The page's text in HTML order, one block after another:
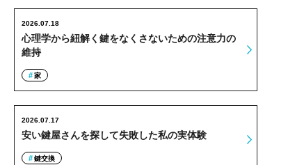
心理学から紐解く鍵をなくさないための注意力の
維持
2026.07.18
家
安い鍵屋さんを探して失敗した私の実体験
2026.07.17
鍵交換